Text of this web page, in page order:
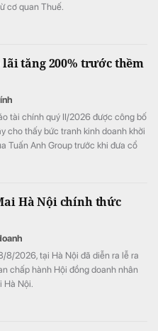
cơ quan Thuế.
tăng 200% trước thềm
tài chính quý II/2026 được công bố
cho thấy bức tranh kinh doanh khởi
Tuấn Anh Group trước khi đưa cổ
Hà Nội chính thức
8/2026, tại Hà Nội đã diễn ra lễ ra
chấp hành Hội đồng doanh nhân
Hà Nội.